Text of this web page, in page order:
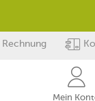
Mein